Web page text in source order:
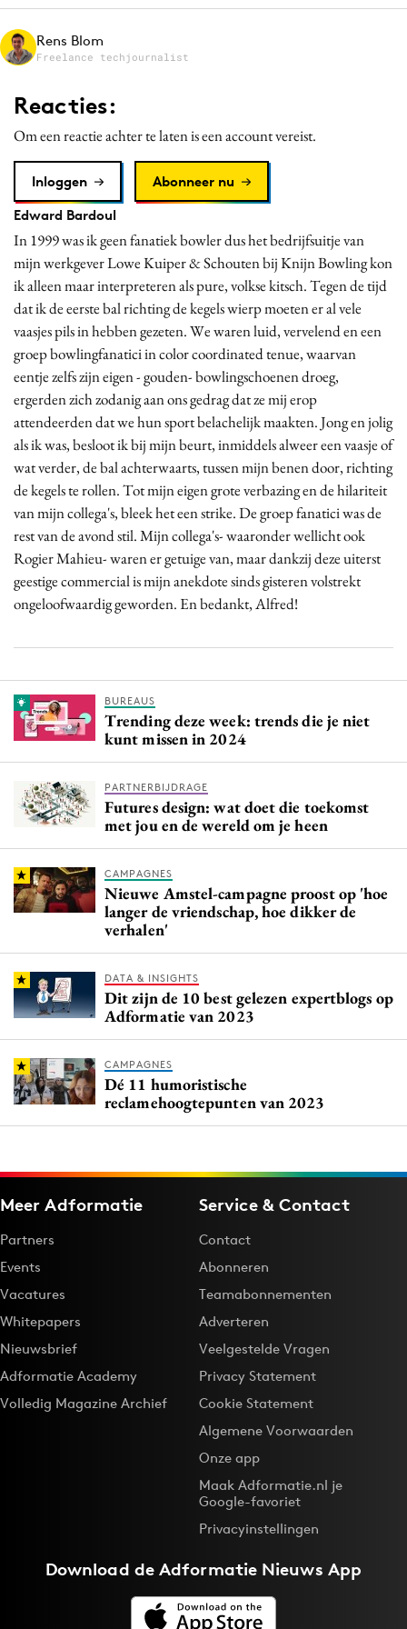
Merkstrategie
Programmatic
Purpose Marketing
Rens Blom
Freelance techjournalist
Reacties:
Om een reactie achter te laten is een account vereist.
Inloggen
Abonneer nu
Edward Bardoul
In 1999 was ik geen fanatiek bowler dus het bedrijfsuitje van
mijn werkgever Lowe Kuiper & Schouten bij Knijn Bowling kon
ik alleen maar interpreteren als pure, volkse kitsch. Tegen de tijd
dat ik de eerste bal richting de kegels wierp moeten er al vele
vaasjes pils in hebben gezeten. We waren luid, vervelend en een
groep bowlingfanatici in color coordinated tenue, waarvan
eentje zelfs zijn eigen - gouden- bowlingschoenen droeg,
ergerden zich zodanig aan ons gedrag dat ze mij erop
attendeerden dat we hun sport belachelijk maakten. Jong en jolig
als ik was, besloot ik bij mijn beurt, inmiddels alweer een vaasje of
wat verder, de bal achterwaarts, tussen mijn benen door, richting
de kegels te rollen. Tot mijn eigen grote verbazing en de hilariteit
van mijn collega's, bleek het een strike. De groep fanatici was de
rest van de avond stil. Mijn collega's- waaronder wellicht ook
Rogier Mahieu- waren er getuige van, maar dankzij deze uiterst
geestige commercial is mijn anekdote sinds gisteren volstrekt
ongeloofwaardig geworden. En bedankt, Alfred!
BUREAUS
Trending deze week: trends die je niet
kunt missen in 2024
PARTNERBIJDRAGE
Futures design: wat doet die toekomst
met jou en de wereld om je heen
CAMPAGNES
Nieuwe Amstel-campagne proost op 'hoe
langer de vriendschap, hoe dikker de
verhalen'
DATA & INSIGHTS
Dit zijn de 10 best gelezen expertblogs op
Adformatie van 2023
CAMPAGNES
Dé 11 humoristische
reclamehoogtepunten van 2023
Meer Adformatie
Partners
Events
Vacatures
Whitepapers
Nieuwsbrief
Adformatie Academy
Volledig Magazine Archief
Service & Contact
Contact
Abonneren
Teamabonnementen
Adverteren
Veelgestelde Vragen
Privacy Statement
Cookie Statement
Algemene Voorwaarden
Onze app
Maak Adformatie.nl je
Google-favoriet
Privacyinstellingen
Download deAdformatie Nieuws App